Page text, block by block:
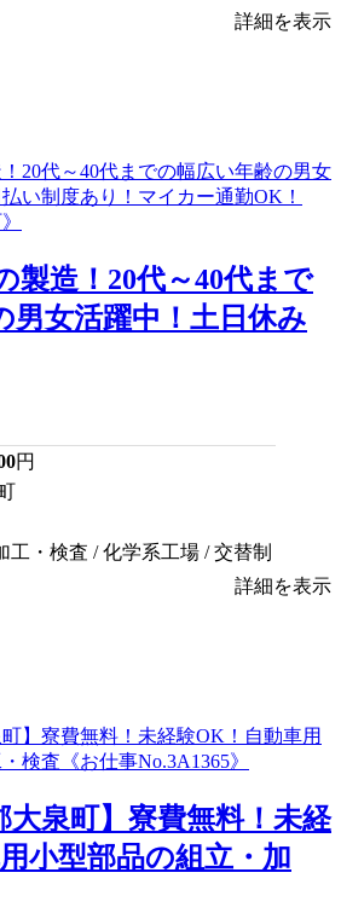
詳細を表示
製造！20代～40代まで
男女活躍中！土日休み
円
工・検査 / 化学系工場 / 交替制
詳細を表示
大泉町】寮費無料！未経
小型部品の組立・加